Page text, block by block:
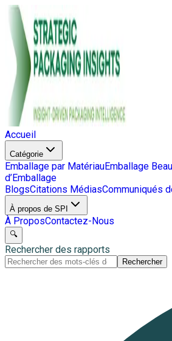
Accueil
Catégorie
Emballage par MatériauEmballage
d’Emballage
BlogsCitations MédiasCommuniqués
À propos de SPI
À ProposContactez-Nous
🔍
Rechercher des rapports
Rechercher